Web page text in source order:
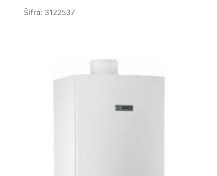
Šifra: 3122537